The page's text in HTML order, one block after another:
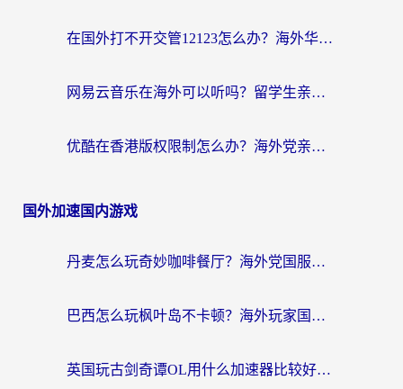
在国外打不开交管12123怎么办？海外华人必看的回国加速全攻略
网易云音乐在海外可以听吗？留学生亲测有效的回国加速方案
优酷在香港版权限制怎么办？海外党亲测有效的追剧加速方案
国外加速国内游戏
丹麦怎么玩奇妙咖啡餐厅？海外党国服游戏加速全攻略（附灌篮高手元气骑士实测）
巴西怎么玩枫叶岛不卡顿？海外玩家国服游戏加速器终极指南（含战双野兽领主提速秘籍）
英国玩古剑奇谭OL用什么加速器比较好？留学生亲测有效的国服游戏加速指南